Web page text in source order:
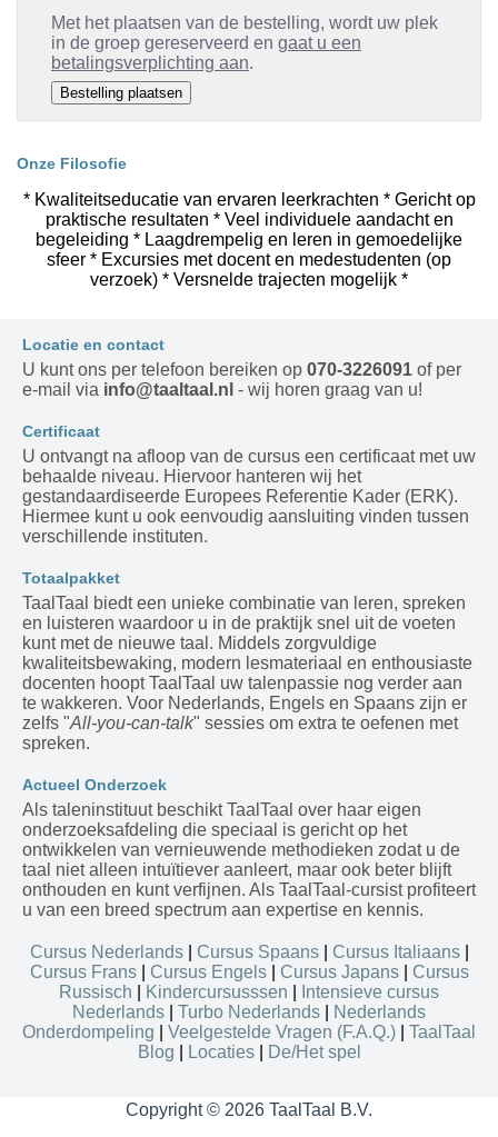
Copyright © 2026 TaalTaal B.V.
Met het plaatsen van de bestelling, wordt uw plek
in de groep gereserveerd en gaat u een
betalingsverplichting aan.
Onze Filosofie
* Kwaliteitseducatie van ervaren leerkrachten * Gericht op
praktische resultaten * Veel individuele aandacht en
begeleiding * Laagdrempelig en leren in gemoedelijke
sfeer * Excursies met docent en medestudenten (op
verzoek) * Versnelde trajecten mogelijk *
Locatie en contact
U kunt ons per telefoon bereiken op 070-3226091 of per
e-mail via info@taaltaal.nl - wij horen graag van u!
Certificaat
U ontvangt na afloop van de cursus een certificaat met uw
behaalde niveau. Hiervoor hanteren wij het
gestandaardiseerde Europees Referentie Kader (ERK).
Hiermee kunt u ook eenvoudig aansluiting vinden tussen
verschillende instituten.
Totaalpakket
TaalTaal biedt een unieke combinatie van leren, spreken
en luisteren waardoor u in de praktijk snel uit de voeten
kunt met de nieuwe taal. Middels zorgvuldige
kwaliteitsbewaking, modern lesmateriaal en enthousiaste
docenten hoopt TaalTaal uw talenpassie nog verder aan
te wakkeren. Voor Nederlands, Engels en Spaans zijn er
zelfs "All-you-can-talk" sessies om extra te oefenen met
spreken.
Actueel Onderzoek
Als taleninstituut beschikt TaalTaal over haar eigen
onderzoeksafdeling die speciaal is gericht op het
ontwikkelen van vernieuwende methodieken zodat u de
taal niet alleen intuïtiever aanleert, maar ook beter blijft
onthouden en kunt verfijnen. Als TaalTaal-cursist profiteert
u van een breed spectrum aan expertise en kennis.
Cursus Nederlands| Cursus Spaans| Cursus Italiaans|
Cursus Frans| Cursus Engels| Cursus Japans| Cursus
Russisch
Kindercursusssen
Intensieve cursus
Nederlands
Turbo Nederlands
Nederlands
Onderdompeling
Veelgestelde Vragen (F.A.Q.)
TaalTaal
Blog
Locaties| De/Het spel